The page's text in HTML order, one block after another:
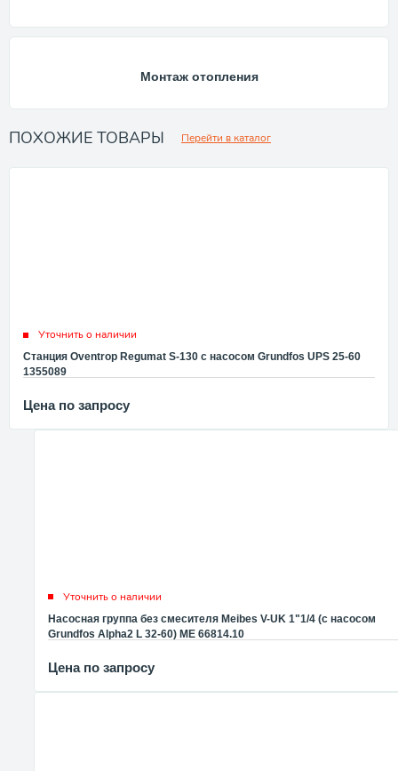
Монтаж отопления
ПОХОЖИЕ ТОВАРЫ Перейти в каталог
Уточнить о наличии
Станция Oventrop Regumat S-130 с насосом Grundfos UPS 25-60
1355089
Цена по запросу
Уточнить о наличии
Насосная группа без смесителя Meibes V-UK 1"1/4 (с насосом
Grundfos Alpha2 L 32-60) ME 66814.10
Цена по запросу